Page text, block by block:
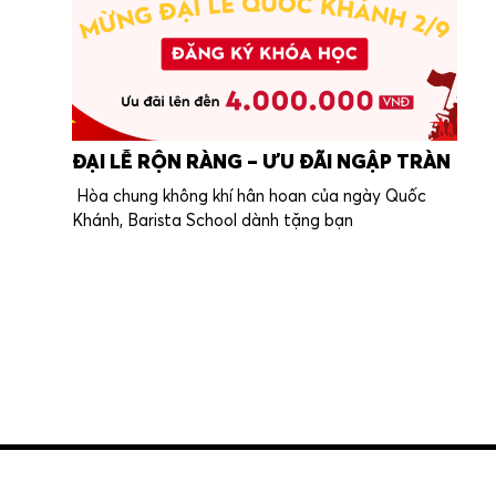
ĐẠI LỄ RỘN RÀNG – ƯU ĐÃI NGẬP TRÀN
Hòa chung không khí hân hoan của ngày Quốc
Khánh, Barista School dành tặng bạn